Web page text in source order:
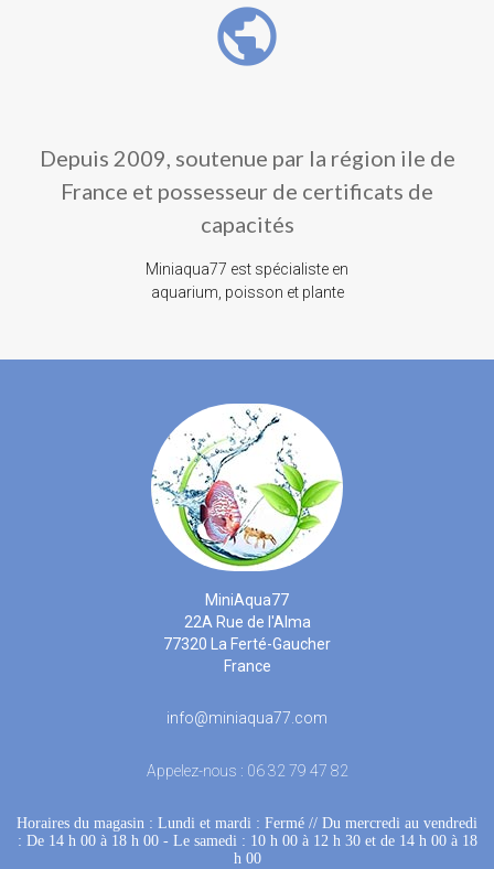
public
Depuis 2009, soutenue par la région ile de
France et possesseur de certificats de
capacités
Miniaqua77 est spécialiste en
aquarium, poisson et plante
MiniAqua77
22A Rue de l'Alma
77320 La Ferté-Gaucher
France
info@miniaqua77.com
Appelez-nous : 06 32 79 47 82
Horaires du magasin : Lundi et mardi : Fermé // Du mercredi au vendredi
: De 14 h 00 à 18 h 00 - Le samedi : 10 h 00 à 12 h 30 et de 14 h 00 à 18
h 00